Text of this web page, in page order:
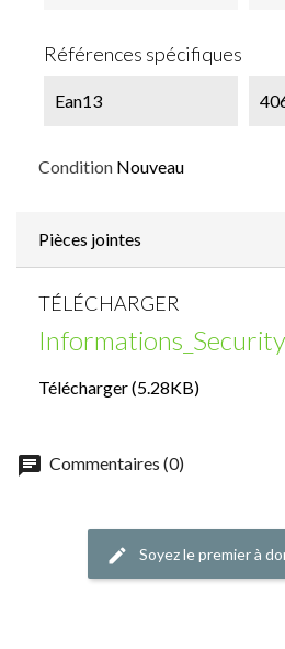
Références spécifiques
Ean13
Condition Nouveau
Pièces jointes
TÉLÉCHARGER
Informations_Security
Télécharger (5.28KB)
chat Commentaires (0)
edit Soyez le premier à